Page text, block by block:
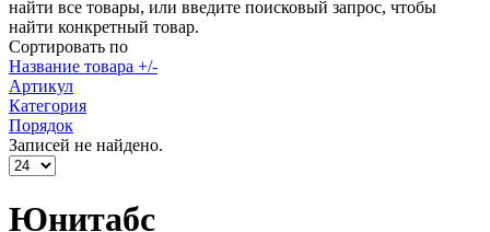
найти все товары, или введите поисковый запрос, чтобы
найти конкретный товар.
Сортировать по
Название товара +/-
Артикул
Категория
Порядок
Записей не найдено.
Юнитабс